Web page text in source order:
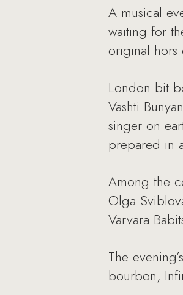
A musical
waiting for
original hors
London bit
Vashti
singer on
prepared in
Among the
Olga
Varvara
The
bourbon,